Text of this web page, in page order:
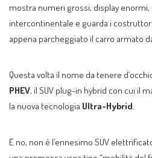
mostra numeri grossi, display
intercontinentale e guarda i
appena parcheggiato il carro armato
Questa volta il nome da tenere
PHEV, il SUV plug-in hybrid con cui il
la nuova tecnologia Ultra-Hybrid
E no, non è l’ennesimo SUV